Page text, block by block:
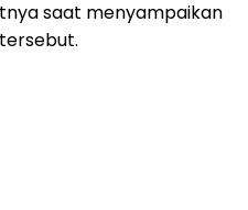
saat menyampaikan